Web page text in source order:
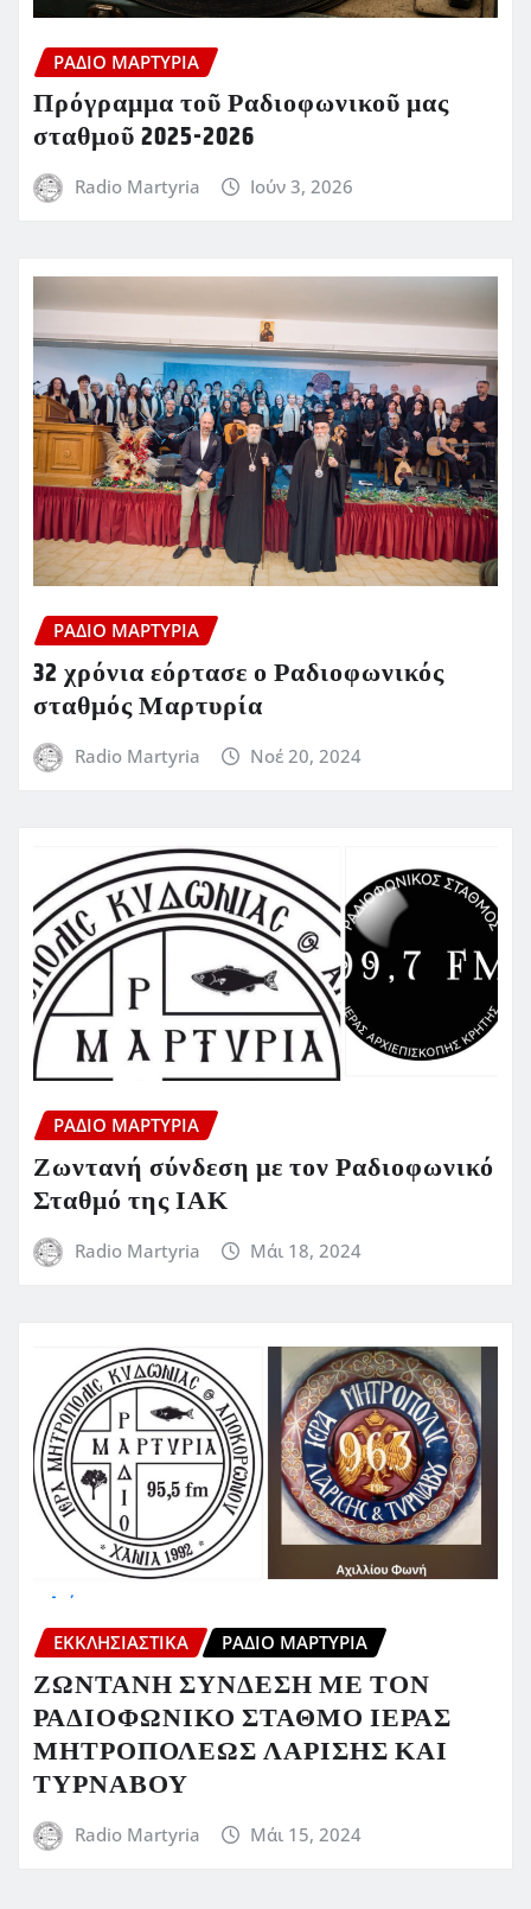
ΡΆΔΙΟ ΜΑΡΤΥΡΊΑ
Πρόγραμμα τοῦ Ραδιοφωνικοῦ μας
σταθμοῦ 2025-2026
Radio Martyria Ιούν 3, 2026
ΡΆΔΙΟ ΜΑΡΤΥΡΊΑ
32 χρόνια εόρτασε ο Ραδιοφωνικός
σταθμός Μαρτυρία
Radio Martyria Νοέ 20, 2024
ΡΆΔΙΟ ΜΑΡΤΥΡΊΑ
Ζωντανή σύνδεση με τον Ραδιοφωνικό
Σταθμό της ΙΑΚ
Radio Martyria Μάι 18, 2024
ΕΚΚΛΗΣΙΑΣΤΙΚΆ ΡΆΔΙΟ ΜΑΡΤΥΡΊΑ
ΖΩΝΤΑΝΗ ΣΥΝΔΕΣΗ ΜΕ ΤΟΝ
ΡΑΔΙΟΦΩΝΙΚΟ ΣΤΑΘΜΟ ΙΕΡΑΣ
ΜΗΤΡΟΠΟΛΕΩΣ ΛΑΡΙΣΗΣ ΚΑΙ
ΤΥΡΝΑΒΟΥ
Radio Martyria Μάι 15, 2024